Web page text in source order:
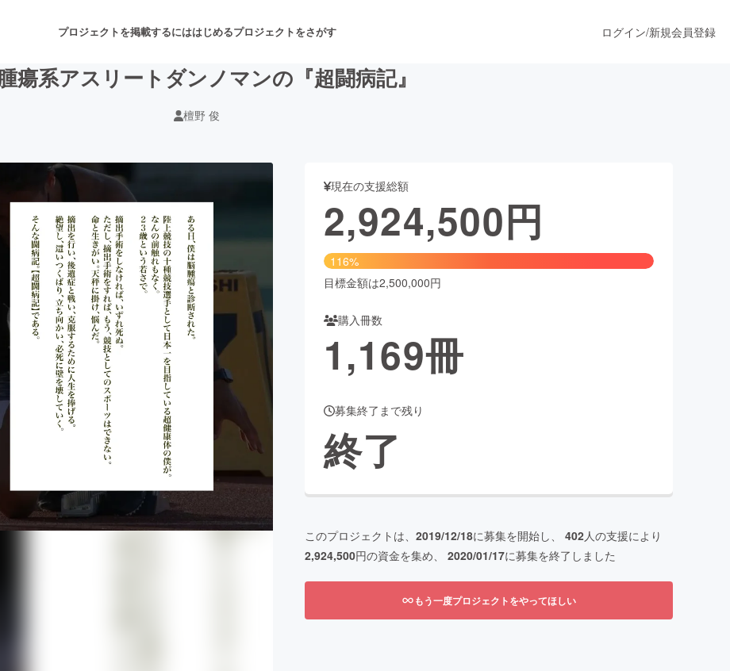
プロジェクトを掲載するにははじめるプロジェクトをさがす
舞台・パフォーマンス
ゲーム・サービス開発 フード・飲食店 ファッション
書籍・雑誌出版
チャレンジ ビューティー・ヘルスケア
CAMPFIRE for Social Good
CAMPFIRE Creation
CAMPFIREふるさと納税
machi-yaコミュニティ
ログイン/新規会員登録
瘍系アスリートダンノマンの『超闘病記』
檀野 俊
現在の支援総額
2,924,500円
116%
目標金額は2,500,000円
購入冊数
1,169冊
募集終了まで残り
終了
このプロジェクトは、 2019/12/18に募集を開始し、 402人の支援により
2,924,500円の資金を集め、 2020/01/17に募集を終了しました
もう一度プロジェクトをやってほしい